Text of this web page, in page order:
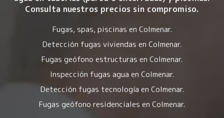
Consulta nuestros precios sin compromiso.
Fugas, spas, piscinas en Colmenar.
Detección fugas viviendas en Colmenar.
Fugas geófono estructuras en Colmenar.
Inspección fugas agua en Colmenar.
Detección fugas tecnología en Colmenar.
Fugas geófono residenciales en Colmenar.